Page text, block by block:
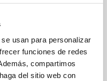
usan para personalizar
funciones de redes
compartimos
del sitio web con
NEGRO